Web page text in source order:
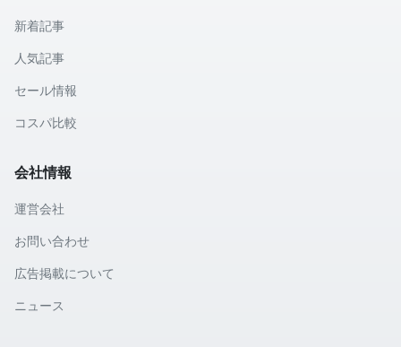
新着記事
人気記事
セール情報
コスパ比較
会社情報
運営会社
お問い合わせ
広告掲載について
ニュース